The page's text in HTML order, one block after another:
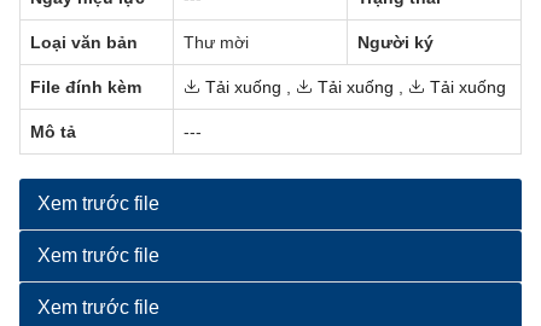
Loại văn bản Thư mời Người ký
File đính kèm Tải xuống Tải xuống Tải xuống
Mô tả ---
Xem trước file
Xem trước file
Xem trước file